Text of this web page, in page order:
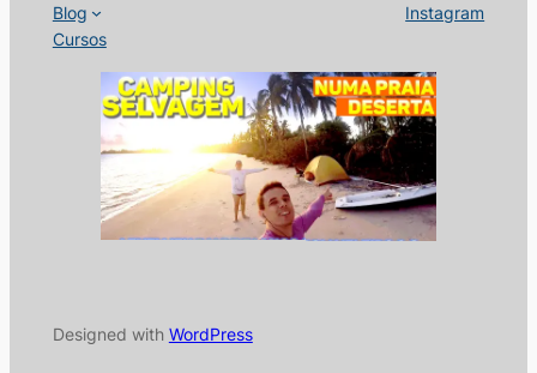
Blog
Cursos
Instagram
Designed with WordPress